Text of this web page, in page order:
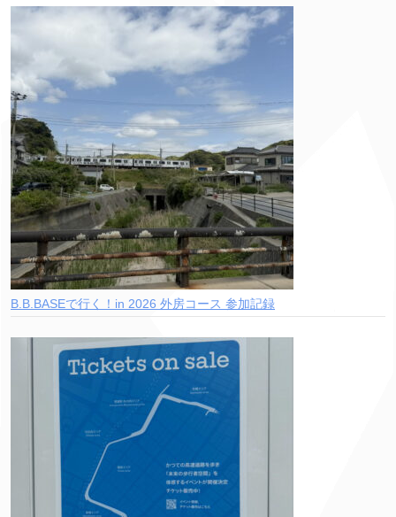
B.B.BASEで行く！in 2026 外房コース 参加記録